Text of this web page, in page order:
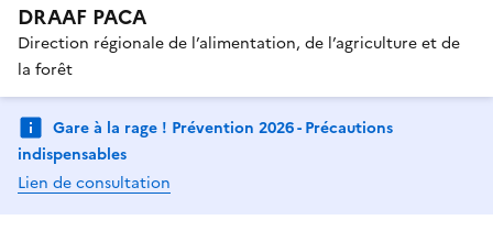
DRAAF PACA
Direction régionale de l’alimentation, de l’agriculture et de
la forêt
Gare à la rage ! Prévention 2026 - Précautions
indispensables
Lien de consultation